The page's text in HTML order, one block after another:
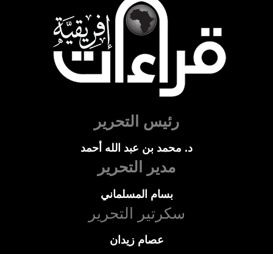
رئيس التحرير
د. محمد بن عبد الله أحمد
مدير التحرير
بسام المسلماني
سكرتير التحرير
عصام زيدان